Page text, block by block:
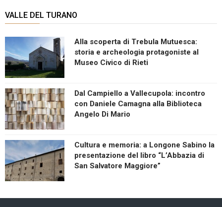
VALLE DEL TURANO
Alla scoperta di Trebula Mutuesca:
storia e archeologia protagoniste al
Museo Civico di Rieti
Dal Campiello a Vallecupola: incontro
con Daniele Camagna alla Biblioteca
Angelo Di Mario
Cultura e memoria: a Longone Sabino la
presentazione del libro “L’Abbazia di
San Salvatore Maggiore”